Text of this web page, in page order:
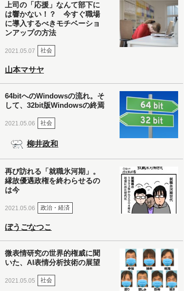
上司の「応援」なんて部下に
は響かない！？ 今すぐ職場
に導入するべきモチベーショ
ンアップの方法
2021.05.07 社会
山本マサヤ
64bitへのWindowsの流れ。そ
して、32bit版Windowsの終焉
2021.05.06 社会
柳井政和
再び訪れる「就職氷河期」。
縁故優遇政権を終わらせるの
は今
2021.05.06 政治・経済
ぼうごなつこ
微表情研究の世界的権威に聞
いた、AI表情分析技術の展望
2021.05.05 社会